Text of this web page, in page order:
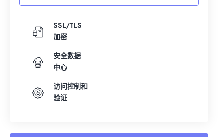
SSL/TLS
加密
安全数据
中心
访问控制和
验证